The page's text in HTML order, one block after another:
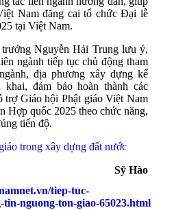
Nam đăng cai tổ chức Đại lễ
tại Việt Nam.
Nguyễn Hải Trung lưu ý,
ngành tiếp tục chủ động tham
địa phương xây dựng kế
khai, đảm bảo hoàn thành các
trợ Giáo hội Phật giáo Việt Nam
Hợp quốc 2025 theo chức năng,
tiến độ.
trong xây dựng đất nước
Sỹ Hào
tiep-tuc-
nguong-ton-giao-65023.html